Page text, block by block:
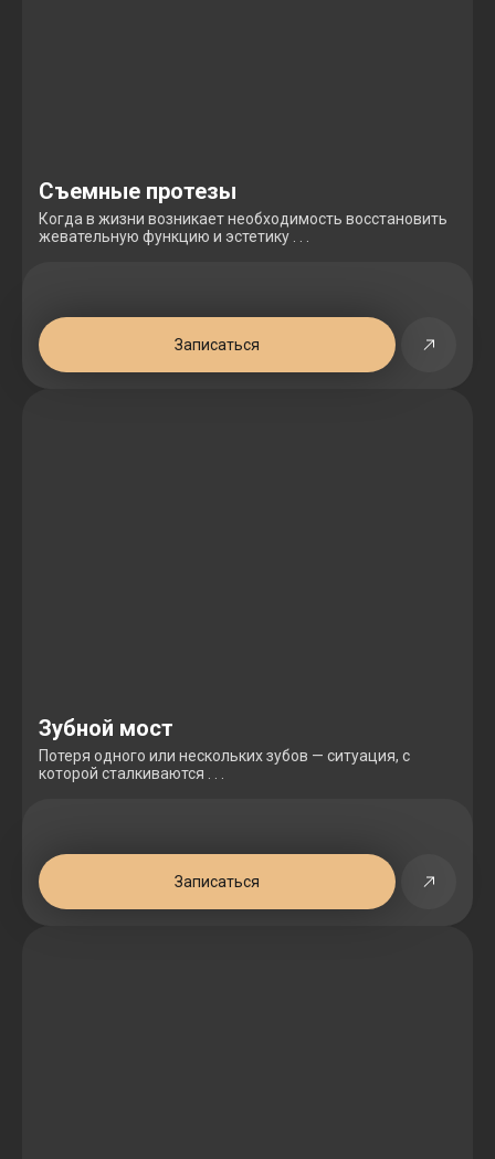
Съемные протезы
Когда в жизни возникает необходимость восстановить
жевательную функцию и эстетику . . .
Записаться
Зубной мост
Потеря одного или нескольких зубов — ситуация, с
которой сталкиваются . . .
Записаться